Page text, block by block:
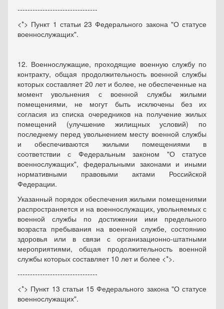
--------------------------------
<*> Пункт 1 статьи 23 Федерального закона "О статусе
военнослужащих".
12. Военнослужащие, проходящие военную службу по
контракту, общая продолжительность военной службы
которых составляет 20 лет и более, не обеспеченные на
момент увольнения с военной службы жилыми
помещениями, не могут быть исключены без их
согласия из списка очередников на получение жилых
помещений (улучшение жилищных условий) по
последнему перед увольнением месту военной службы
и обеспечиваются жилыми помещениями в
соответствии с Федеральным законом "О статусе
военнослужащих", федеральными законами и иными
нормативными правовыми актами Российской
Федерации.
Указанный порядок обеспечения жилыми помещениями
распространяется и на военнослужащих, увольняемых с
военной службы по достижении ими предельного
возраста пребывания на военной службе, состоянию
здоровья или в связи с организационно-штатными
мероприятиями, общая продолжительность военной
службы которых составляет 10 лет и более <*>.
--------------------------------
<*> Пункт 13 статьи 15 Федерального закона "О статусе
военнослужащих".